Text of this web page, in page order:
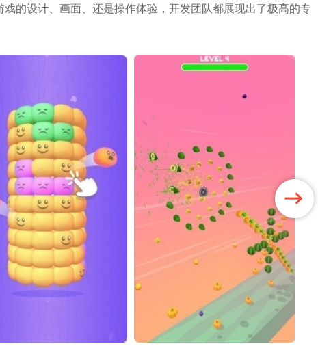
的设计、画面、还是操作体验，开发团队都展现出了极高的专